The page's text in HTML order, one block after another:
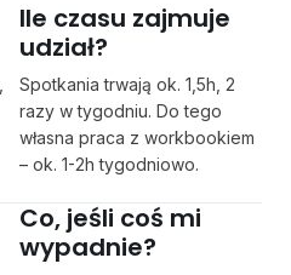
Ile czasu zajmuje
udział?
Spotkania trwają ok. 1,5h, 2
razy w tygodniu. Do tego
własna praca z workbookiem
– ok. 1-2h tygodniowo.
Co, jeśli coś mi
wypadnie?